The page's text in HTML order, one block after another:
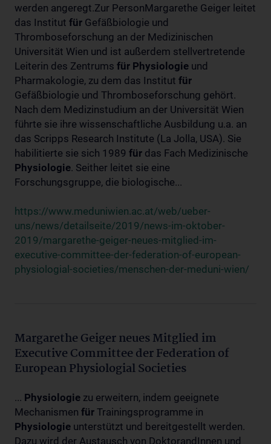
werden angeregt.Zur PersonMargarethe Geiger leitet
das Institut für Gefäßbiologie und
Thromboseforschung an der Medizinischen
Universität Wien und ist außerdem stellvertretende
Leiterin des Zentrums für Physiologie und
Pharmakologie, zu dem das Institut für
Gefäßbiologie und Thromboseforschung gehört.
Nach dem Medizinstudium an der Universität Wien
führte sie ihre wissenschaftliche Ausbildung u.a. an
das Scripps Research Institute (La Jolla, USA). Sie
habilitierte sie sich 1989 für das Fach Medizinische
Physiologie. Seither leitet sie eine
Forschungsgruppe, die biologische...
https://www.meduniwien.ac.at/web/ueber-
uns/news/detailseite/2019/news-im-oktober-
2019/margarethe-geiger-neues-mitglied-im-
executive-committee-der-federation-of-european-
physiologial-societies/menschen-der-meduni-wien/
Margarethe Geiger neues Mitglied im
Executive Committee der Federation of
European Physiologial Societies
... Physiologie zu erweitern, indem geeignete
Mechanismen für Trainingsprogramme in
Physiologie unterstützt und bereitgestellt werden.
Dazu wird der Austausch von DoktorandInnen und